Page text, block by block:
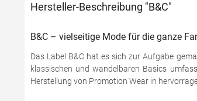
Hersteller-Beschreibung "B&C"
B&C – vielseitige Mode für die ganze
Das Label B&C hat es sich zur Aufgabe
klassischen und wandelbaren Basics
Herstellung von Promotion Wear in